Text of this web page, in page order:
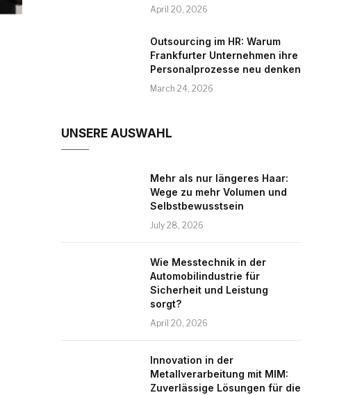
April 20, 2026
Outsourcing im HR: Warum
Frankfurter Unternehmen ihre
Personalprozesse neu denken
March 24, 2026
UNSERE AUSWAHL
Mehr als nur längeres Haar:
Wege zu mehr Volumen und
Selbstbewusstsein
July 28, 2026
Wie Messtechnik in der
Automobilindustrie für
Sicherheit und Leistung
sorgt?
April 20, 2026
Innovation in der
Metallverarbeitung mit MIM:
Zuverlässige Lösungen für die